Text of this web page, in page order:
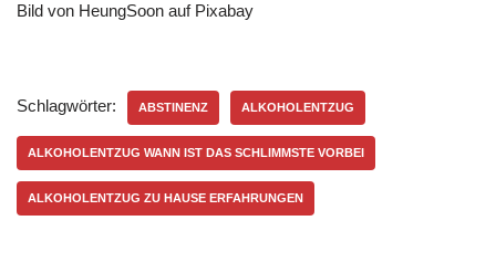
Bild von HeungSoon auf Pixabay
Schlagwörter: ABSTINENZ ALKOHOLENTZUG
ALKOHOLENTZUG WANN IST DAS SCHLIMMSTE VORBEI
ALKOHOLENTZUG ZU HAUSE ERFAHRUNGEN